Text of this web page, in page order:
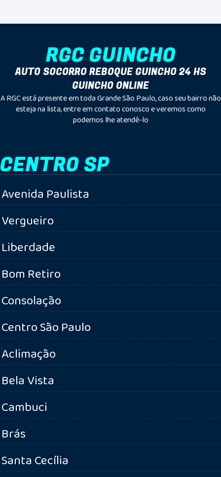
RGC GUINCHO
AUTO SOCORRO REBOQUE GUINCHO 24 HS
GUINCHO ONLINE
A RGC está presente em toda Grande São Paulo, caso seu bairro não
esteja na lista, entre em contato conosco e veremos como
podemos lhe atendê-lo
CENTRO SP
Avenida Paulista
Vergueiro
Liberdade
Bom Retiro
Consolação
Centro São Paulo
Aclimação
Bela Vista
Cambuci
Brás
Santa Cecília